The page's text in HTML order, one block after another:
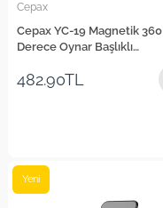
Cepax
Cepax YC-19 Magnetik 360
Derece Oynar Başlıklı
Telefon Tutucu
482.90TL
Yeni